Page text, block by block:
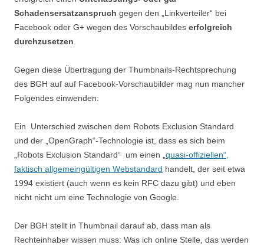
Schadensersatzanspruch gegen den „Linkverteiler“ bei
Facebook oder G+ wegen des Vorschaubildes erfolgreich
durchzusetzen
Gegen diese Übertragung der Thumbnails-Rechtsprechung
des BGH auf auf Facebook-Vorschaubilder mag nun mancher
Folgendes einwenden:
Ein Unterschied zwischen dem Robots Exclusion Standard
und der „OpenGraph“-Technologie ist, dass es sich beim
„Robots Exclusion Standard“ um einen „ quasi-offiziellen“,
faktisch allgemeingültigen Webstandard handelt, der seit etwa
1994 existiert (auch wenn es kein RFC dazu gibt) und eben
nicht nicht um eine Technologie von Google.
Der BGH stellt in Thumbnail darauf ab, dass man als
Rechteinhaber wissen muss: Was ich online Stelle, das werden